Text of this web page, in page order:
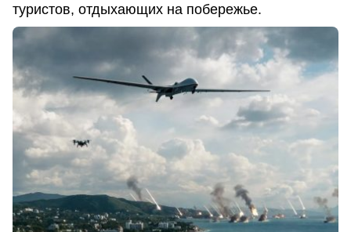
туристов, отдыхающих на побережье.